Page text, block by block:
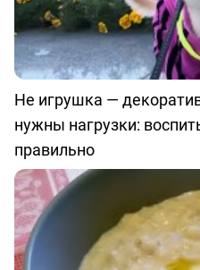
Не игрушка —
нужны нагрузки:
правильно